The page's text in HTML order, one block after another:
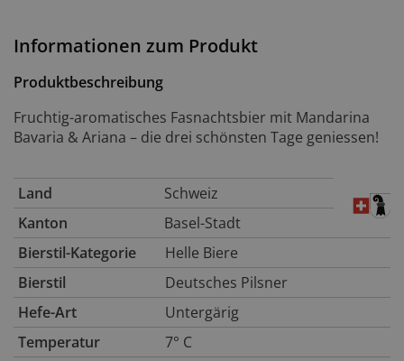
Informationen zum Produkt
Produktbeschreibung
Fruchtig-aromatisches Fasnachtsbier mit Mandarina
Bavaria & Ariana – die drei schönsten Tage geniessen!
Land
Schweiz
Kanton
Basel-Stadt
Bierstil-Kategorie
Helle Biere
Bierstil
Deutsches Pilsner
Hefe-Art
Untergärig
Temperatur
7° C